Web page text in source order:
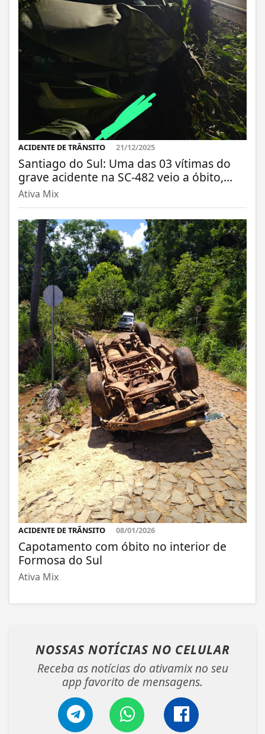
ACIDENTE DE TRÂNSITO 21/12/2025
Santiago do Sul: Uma das 03 vítimas do
grave acidente na SC-482 veio a óbito,...
Ativa Mix
ACIDENTE DE TRÂNSITO 08/01/2026
Capotamento com óbito no interior de
Formosa do Sul
Ativa Mix
NOSSAS NOTÍCIAS NO CELULAR
Receba as notícias do ativamix no seu
app favorito de mensagens.